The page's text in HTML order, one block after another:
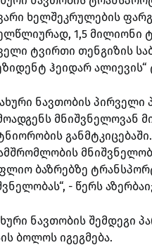
ხელშეკრულების
1,5 მილიონი
ტვირთი თენგიზის
ჰეიდარ
ნავთობის
მნიშვნელოვან
ბაზრებზე
- წერს
ნავთობის შემდეგი
ბოლოს იგეგმება.